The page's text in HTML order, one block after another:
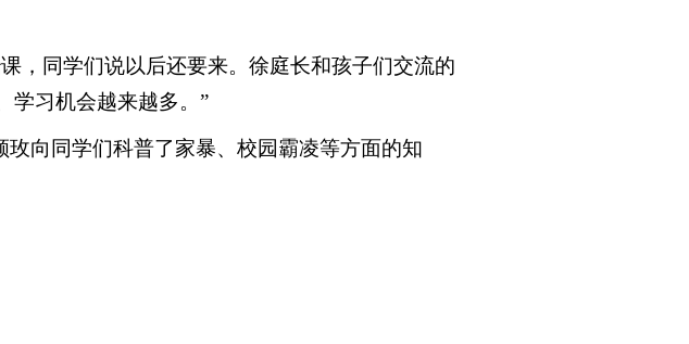
，同学们说以后还要来。徐庭长和孩子们交流的
学习机会越来越多。”
向同学们科普了家暴、校园霸凌等方面的知